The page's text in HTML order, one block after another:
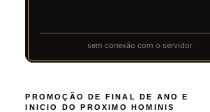
PROMOÇÃO DE FINAL DE ANO E
INICIO DO PROXIMO HOMINIS